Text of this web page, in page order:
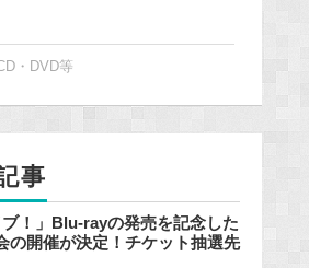
・DVD等
事
ブ！」Blu-rayの発売を記念した
の開催が決定！チケット抽選先